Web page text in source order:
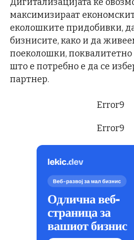
максимизираат
еколошките придобивки,
бизнисите, како и да
поеколошки, поквалитетно
што е потребно е да се
партнер.
Error9
Error9